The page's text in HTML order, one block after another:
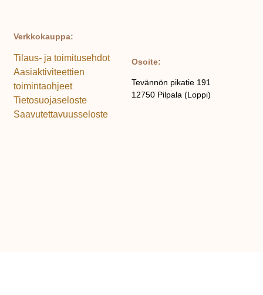
Osoite:
Tevännön pikatie 191
12750 Pilpala (Loppi)
Verkkokauppa:
Tilaus- ja toimitusehdot
Aasiaktiviteettien
toimintaohjeet
Tietosuojaseloste
Saavutettavuusseloste